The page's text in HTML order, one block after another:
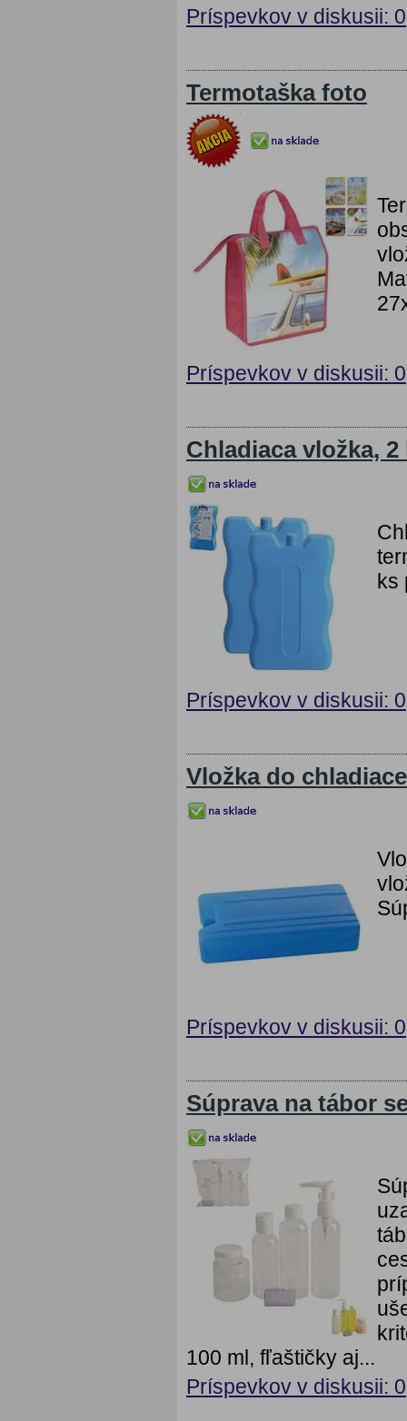
Príspevkov v diskusii: 0
Termotaška foto
Príspevkov v diskusii: 0
Chladiaca vložka, 2
ks
Príspevkov v diskusii: 0
Vložka do
Príspevkov v diskusii: 0
Súprava na tábor
100 ml, fľaštičky aj...
Príspevkov v diskusii: 0